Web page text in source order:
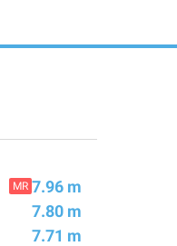
MR 7.96 m
7.80 m
7.71 m